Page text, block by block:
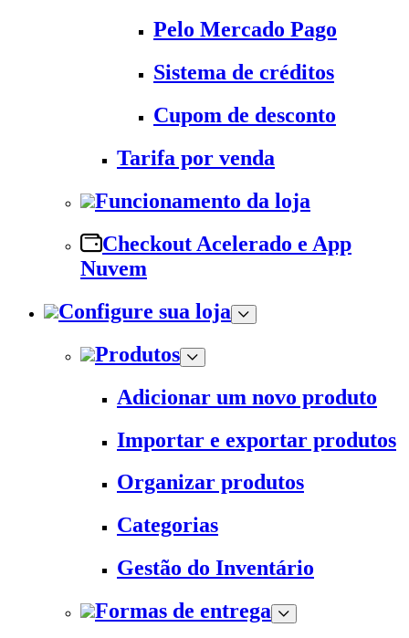
Pelo Mercado Pago
Sistema de créditos
Cupom de desconto
Tarifa por venda
Funcionamento da loja
Checkout Acelerado e App
Nuvem
Configure sua loja
Produtos
Adicionar um novo produto
Importar e exportar produtos
Organizar produtos
Categorias
Gestão do Inventário
Formas de entrega